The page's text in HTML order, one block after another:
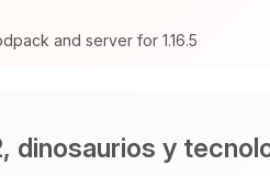
and server for 1.16.5
dinosaurios y